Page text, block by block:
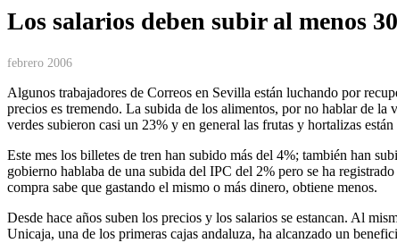
Los salarios deben subir al menos
febrero 2006
Algunos trabajadores de Correos en Sevilla están luchando por
precios es tremendo. La subida de los alimentos, por no hablar de
verdes subieron casi un 23% y en general las frutas y hortalizas
Este mes los billetes de tren han subido más del 4%; también han
gobierno hablaba de una subida del IPC del 2% pero se ha
compra sabe que gastando el mismo o más dinero, obtiene menos.
Desde hace años suben los precios y los salarios se estancan. Al
Unicaja, una de los primeras cajas andaluza, ha alcanzado un